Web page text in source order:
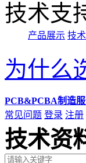
技术支
产品展示 技
为什么
PCB&PCBA制造
常见问题 登录 注册
技术资